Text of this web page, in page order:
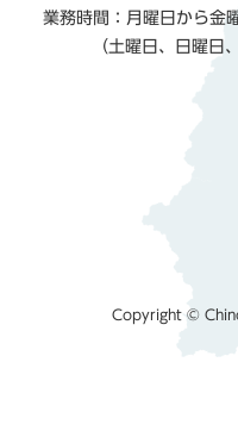
業務時間：月曜日から金
（土曜日、日曜日
Copyright ©